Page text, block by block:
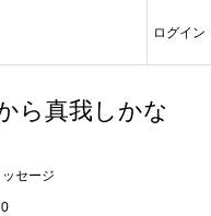
ログイン
ら真我しかな
セージ
0